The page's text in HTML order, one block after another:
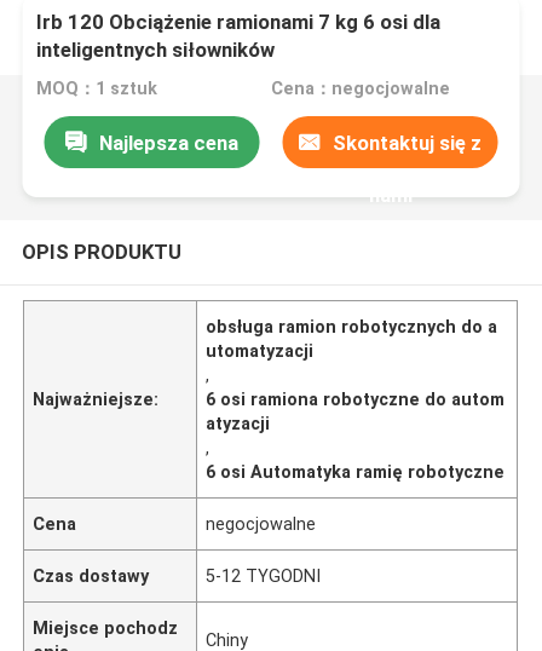
Irb 120 Obciążenie ramionami 7 kg 6 osi dla
inteligentnych siłowników
MOQ：1 sztuk Cena：negocjowalne
Najlepsza cena Skontaktuj się z
nami
OPIS PRODUKTU
Najważniejsze:
obsługa ramion robotycznych do a
utomatyzacji
,
6 osi ramiona robotyczne do autom
atyzacji
,
6 osi Automatyka ramię robotyczne
Cena negocjowalne
Czas dostawy 5-12 TYGODNI
Miejsce pochodz
Chiny